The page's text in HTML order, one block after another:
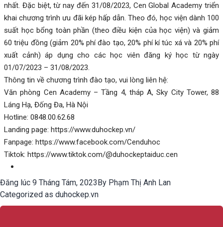
nhất. Đặc biệt, từ nay đến 31/08/2023, Cen Global Academy triển
khai chương trình ưu đãi kép hấp dẫn. Theo đó, học viện dành 100
suất học bổng toàn phần (theo điều kiện của học viện) và giảm
60 triệu đồng (giảm 20% phí đào tạo, 20% phí kí túc xá và 20% phí
xuất cảnh) áp dụng cho các học viên đăng ký học từ ngày
01/07/2023 – 31/08/2023.
Thông tin về chương trình đào tạo, vui lòng liên hệ:
Văn phòng Cen Academy – Tầng 4, tháp A, Sky City Tower, 88
Láng Hạ, Đống Đa, Hà Nội
Hotline: 0848.00.62.68
Landing page: https://www.duhockep.vn/
Fanpage: https://www.facebook.com/Cenduhoc
Tiktok: https://www.tiktok.com/@duhockeptaiduc.cen
Đăng lúc 9 Tháng Tám, 2023By Phạm Thị Anh Lan
Categorized as duhockep.vn